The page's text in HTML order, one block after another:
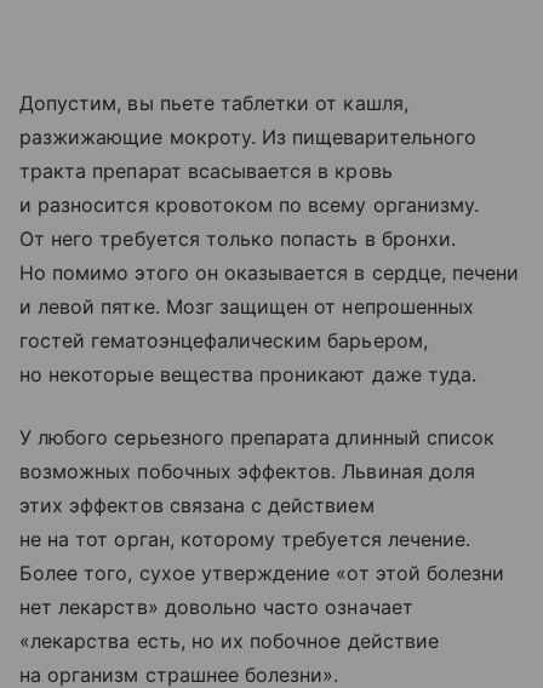
Допустим, вы пьете таблетки от кашля,
разжижающие мокроту. Из пищеварительного
тракта препарат всасывается в кровь
и разносится кровотоком по всему организму.
От него требуется только попасть в бронхи.
Но помимо этого он оказывается в сердце, печени
и левой пятке. Мозг защищен от непрошенных
гостей гематоэнцефалическим барьером,
но некоторые вещества проникают даже туда.
У любого серьезного препарата длинный список
возможных побочных эффектов. Львиная доля
этих эффектов связана с действием
не на тот орган, которому требуется лечение.
Более того, сухое утверждение «от этой болезни
нет лекарств» довольно часто означает
«лекарства есть, но их побочное действие
на организм страшнее болезни».